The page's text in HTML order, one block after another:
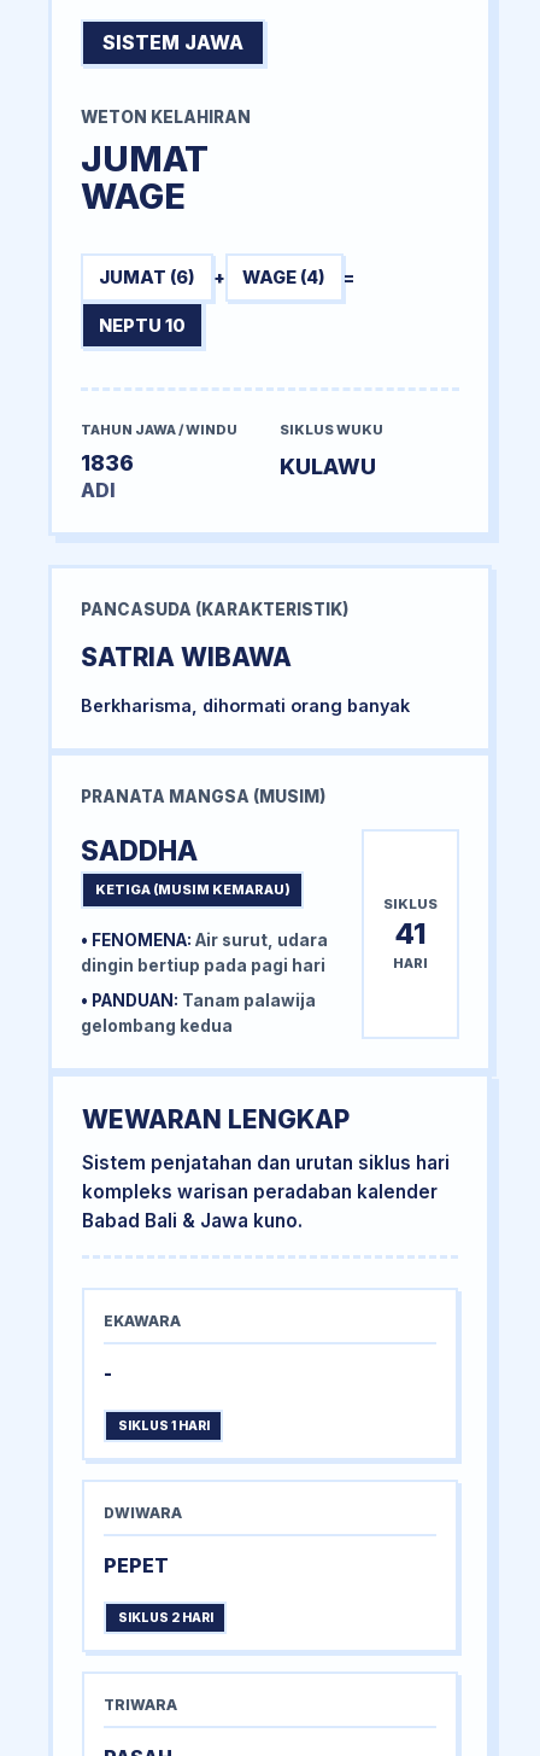
SISTEM JAWA
WETON KELAHIRAN
JUMAT
WAGE
JUMAT (6) + WAGE (4) =
NEPTU 10
TAHUN JAWA / WINDU
1836
ADI
SIKLUS WUKU
KULAWU
PANCASUDA (KARAKTERISTIK)
SATRIA WIBAWA
Berkharisma, dihormati orang banyak
PRANATA MANGSA (MUSIM)
SADDHA
KETIGA (MUSIM KEMARAU)
• FENOMENA: Air surut, udara
dingin bertiup pada pagi hari
• PANDUAN: Tanam palawija
gelombang kedua
SIKLUS
41
HARI
WEWARAN LENGKAP
Sistem penjatahan dan urutan siklus hari
kompleks warisan peradaban kalender
Babad Bali & Jawa kuno.
EKAWARA
-
SIKLUS 1 HARI
DWIWARA
PEPET
SIKLUS 2 HARI
TRIWARA